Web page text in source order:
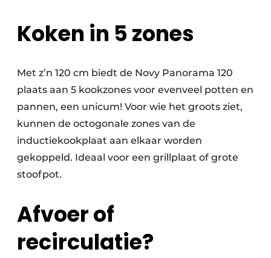
Koken in 5 zones
Met z’n 120 cm biedt de Novy Panorama 120
plaats aan 5 kookzones voor evenveel potten en
pannen, een unicum! Voor wie het groots ziet,
kunnen de octogonale zones van de
inductiekookplaat aan elkaar worden
gekoppeld. Ideaal voor een grillplaat of grote
stoofpot.
Afvoer of
recirculatie?